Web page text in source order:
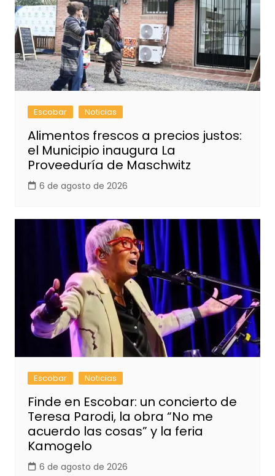
Escobar Noticias
Alimentos frescos a precios justos:
el Municipio inaugura La
Proveeduría de Maschwitz
6 de agosto de 2026
Escobar Noticias
Finde en Escobar: un concierto de
Teresa Parodi, la obra “No me
acuerdo las cosas” y la feria
Kamogelo
6 de agosto de 2026